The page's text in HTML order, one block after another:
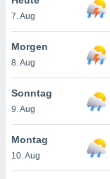
oder
Partner
es uns
das
der
Profil zu
Ihnen
7. Aug
Morgen
8. Aug
Sonntag
9. Aug
Montag
10. Aug